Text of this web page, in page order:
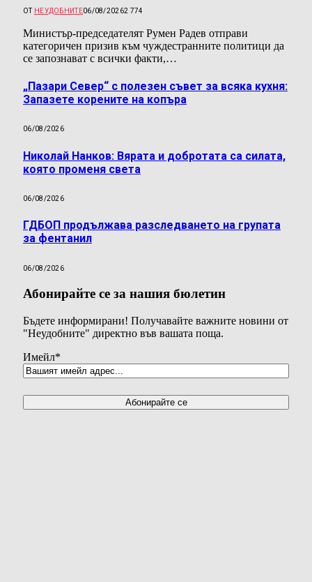
ОТ НЕУДОБНИТЕ06/08/20262 774
Министър-председателят Румен Радев отправи
категоричен призив към чуждестранните политици да
се запознават с всички факти,…
„Пазари Север“ с полезен съвет за всяка кухня:
Запазете корените на копъра
06/08/2026
Николай Нанков: Вярата и добротата са силата,
която променя света
06/08/2026
ГДБОП продължава разследването на групата
за фентанил
06/08/2026
Абонирайте се за нашия бюлетин
Бъдете информирани! Получавайте важните новини от
"Неудобните" директно във вашата поща.
Имейл*